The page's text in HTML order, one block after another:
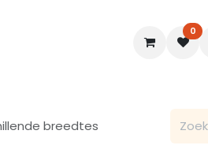
Blogs
0
breedtes